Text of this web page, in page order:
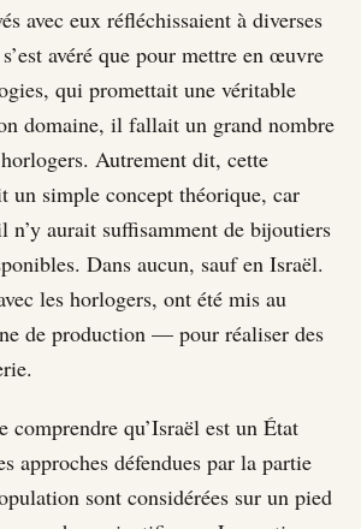
avec eux réfléchissaient à diverses
avéré que pour mettre en œuvre
qui promettait une véritable
domaine, il fallait un grand nombre
Autrement dit, cette
un simple concept théorique, car
n’y aurait suffisamment de bijoutiers
Dans aucun, sauf en Israël.
les horlogers, ont été mis au
de production — pour réaliser des
comprendre qu’Israël est un État
approches défendues par la partie
sont considérées sur un pied